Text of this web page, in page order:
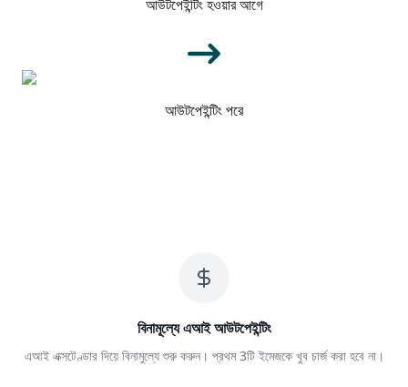
আউটপেইন্টিং হওয়ার আগে
আউটপেইন্টিং পরে
বিনামূল্যে এআই আউটপেইন্টিং
এআই এক্সটেণ্ডার দিয়ে বিনামুল্যে শুরু করুন। প্রথম 3টি ইমেজকে খুব চার্জ করা হবে না।